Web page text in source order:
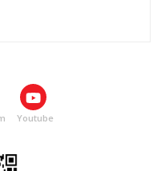
Youtube